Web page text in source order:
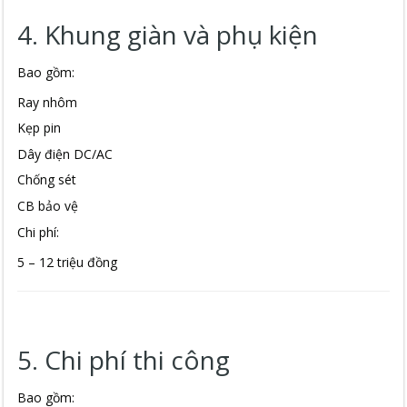
4. Khung giàn và phụ kiện
Bao gồm:
Ray nhôm
Kẹp pin
Dây điện DC/AC
Chống sét
CB bảo vệ
Chi phí:
5 – 12 triệu đồng
5. Chi phí thi công
Bao gồm: